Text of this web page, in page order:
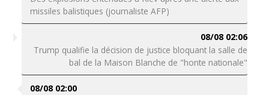
missiles balistiques (journaliste AFP)
08/08 02:06
Trump qualifie la décision de justice bloquant la salle de
bal de la Maison Blanche de "honte nationale"
08/08 02:00